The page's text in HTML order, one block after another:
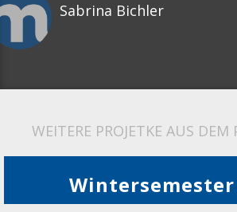
Sabrina Bichler
WEITERE PROJETKE AUS DEM
Wintersemester